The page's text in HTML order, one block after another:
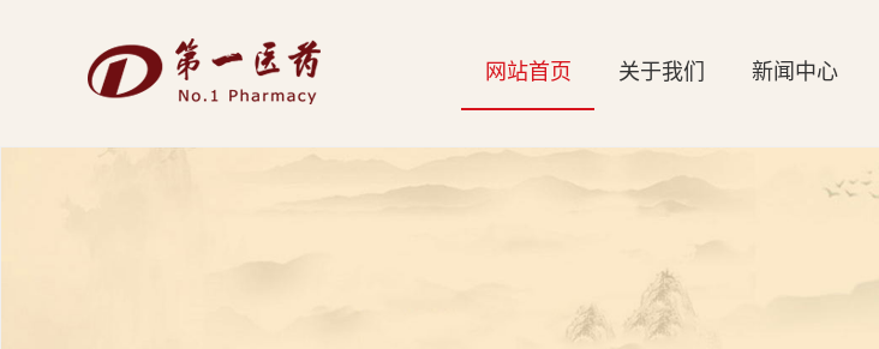
网
网站首页 关于我们 新闻中心